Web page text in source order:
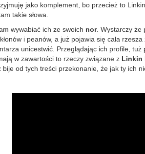
jako komplement, bo przecież to
takie słowa.
wywabiać ich ze swoich nor. Wystarczy że
i peanów, a już pojawia się cała
unicestwić. Przeglądając ich profile,
w zawartości to rzeczy związane z Linkin
bije od tych treści przekonanie, że jak ty ich